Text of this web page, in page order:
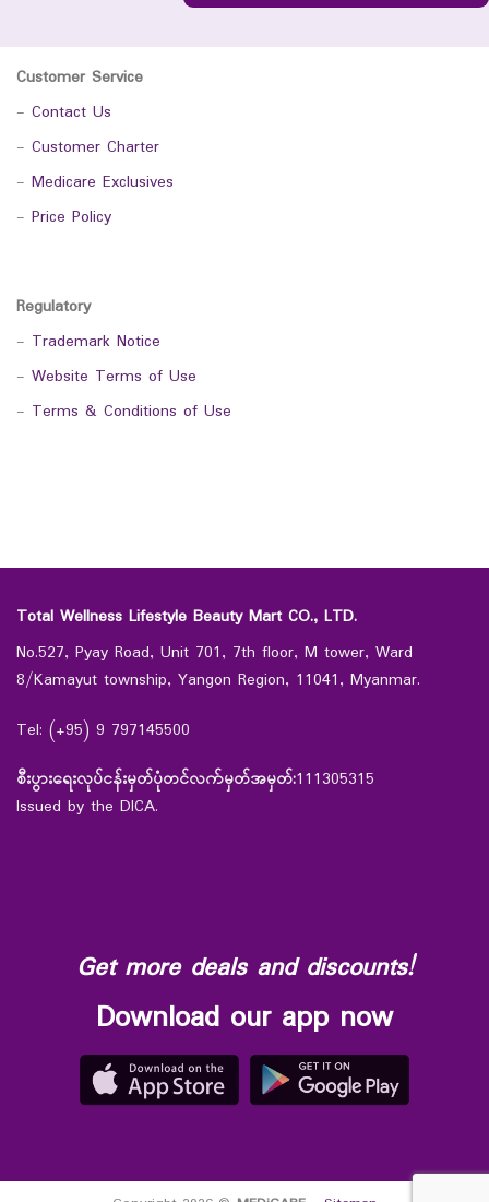
Customer Service
- Contact Us
- Customer Charter
- Medicare Exclusives
- Price Policy
Regulatory
- Trademark Notice
- Website Terms of Use
- Terms & Conditions of Use
Total Wellness Lifestyle Beauty Mart CO., LTD.
No.527, Pyay Road, Unit 701, 7th floor, M tower, Ward
8/Kamayut township, Yangon Region, 11041, Myanmar.
Tel: (+95) 9 797145500
စီးပွားရေးလုပ်ငန်းမှတ်ပုံတင်လက်မှတ်အမှတ်:111305315
Issued by the DICA.
Get more deals and discounts!
Download our app now